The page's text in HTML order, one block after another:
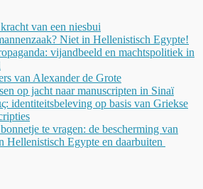
van een niesbui
Niet in Hellenistisch Egypte!
vijandbeeld en machtspolitiek in
van Alexander de Grote
op jacht naar manuscripten in Sinaï
te vragen: de bescherming van
Hellenistisch Egypte en daarbuiten